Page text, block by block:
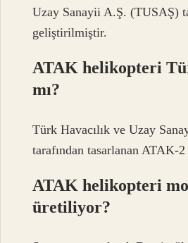
Uzay Sanayii A.Ş. (TUSAŞ)
geliştirilmiştir.
ATAK helikopteri
mı?
Türk Havacılık ve Uzay
tarafından tasarlanan ATAK-2
ATAK helikopteri
üretiliyor?